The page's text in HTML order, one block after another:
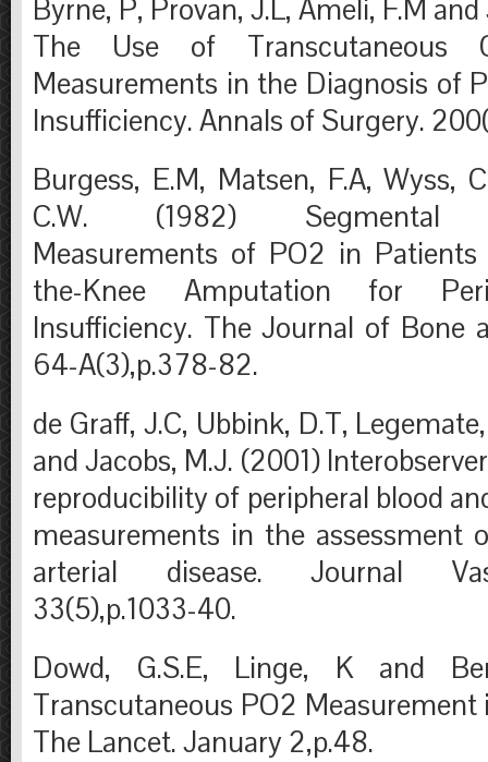
Byrne, P, Provan, J.L, Ameli, F.M
The Use of Transcutaneous
Measurements in the Diagnosis of
Insufficiency. Annals of Surgery.
Burgess, E.M, Matsen, F.A, Wyss,
C.W. (1982) Segmental
Measurements of PO2 in Patients
the-Knee Amputation for
Insufficiency. The Journal of Bone
64-A(3),p.378-82.
de Graff, J.C, Ubbink, D.T,
and Jacobs, M.J. (2001)
reproducibility of peripheral blood
measurements in the assessment
arterial disease. Journal
33(5),p.1033-40.
Dowd, G.S.E, Linge, K and
Transcutaneous PO2 Measurement
The Lancet. January 2,p.48.